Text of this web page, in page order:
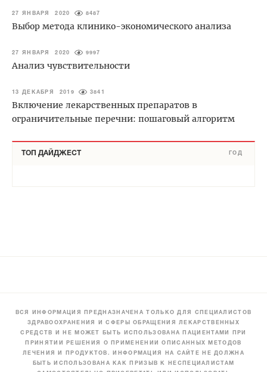
27 ЯНВАРЯ 2020 8487
Выбор метода клинико-экономического анализа
27 ЯНВАРЯ 2020 9997
Анализ чувствительности
13 ДЕКАБРЯ 2019 3841
Включение лекарственных препаратов в
ограничительные перечни: пошаговый алгоритм
ТОП ДАЙДЖЕСТ ГОД
ВСЯ ИНФОРМАЦИЯ ПРЕДНАЗНАЧЕНА ТОЛЬКО ДЛЯ СПЕЦИАЛИСТОВ
ЗДРАВООХРАНЕНИЯ И СФЕРЫ ОБРАЩЕНИЯ ЛЕКАРСТВЕННЫХ
СРЕДСТВ И НЕ МОЖЕТ БЫТЬ ИСПОЛЬЗОВАНА ПАЦИЕНТАМИ ПРИ
ПРИНЯТИИ РЕШЕНИЯ О ПРИМЕНЕНИИ ОПИСАННЫХ МЕТОДОВ
ЛЕЧЕНИЯ И ПРОДУКТОВ. ИНФОРМАЦИЯ НА САЙТЕ НЕ ДОЛЖНА
БЫТЬ ИСПОЛЬЗОВАНА КАК ПРИЗЫВ К НЕСПЕЦИАЛИСТАМ